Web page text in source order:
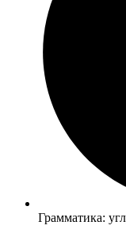
Грамматика: